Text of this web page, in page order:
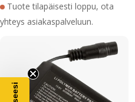
Tuote tilapäisesti loppu, ota
yhteys asiakaspalveluun.